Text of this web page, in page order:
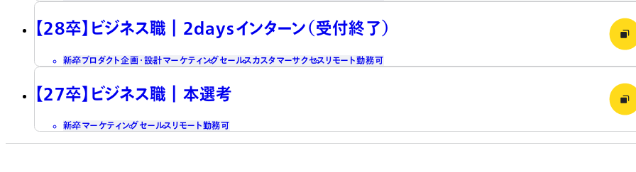
【28卒】ビジネス職┃2daysインターン（受付終了）
新卒プロダクト企画・設計マーケティングセールスカスタマーサクセス リモート勤務可
【27卒】ビジネス職┃本選考
新卒マーケティングセールス リモート勤務可